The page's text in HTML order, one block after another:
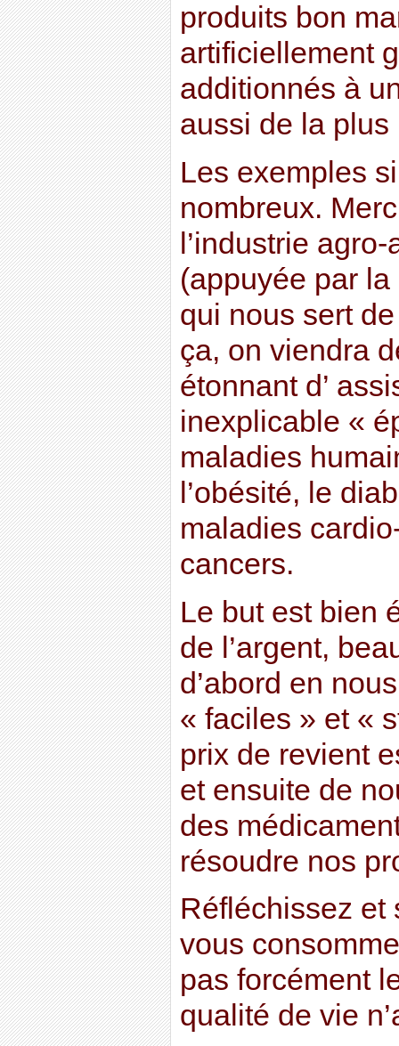
produits bon
artificiellement
additionnés à
aussi de la
Les exemples
nombreux.
l’industrie
(appuyée par
qui nous sert
ça, on viendra
étonnant d’
inexplicable «
maladies
l’obésité, le
maladies
cancers.
Le but est bien
de l’argent,
d’abord en
« faciles » et «
prix de revient
et ensuite de
des
résoudre nos
Réfléchissez et
vous
pas forcément
qualité de vie